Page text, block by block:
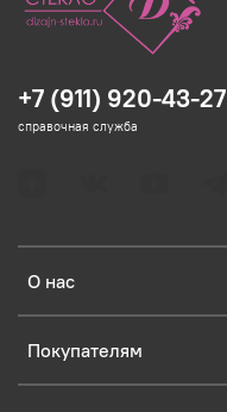
О нас
Покупателям
+7 (911) 920-43-27
справочная служба